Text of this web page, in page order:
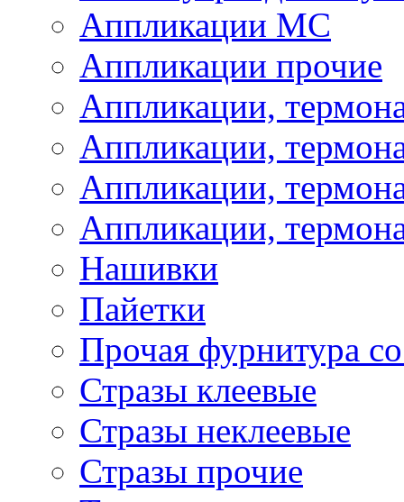
Аппликации МС
Аппликации прочие
Аппликации,
Аппликации,
Аппликации,
Аппликации,
Нашивки
Пайетки
Прочая фурнитура
Стразы клеевые
Стразы неклеевые
Стразы прочие